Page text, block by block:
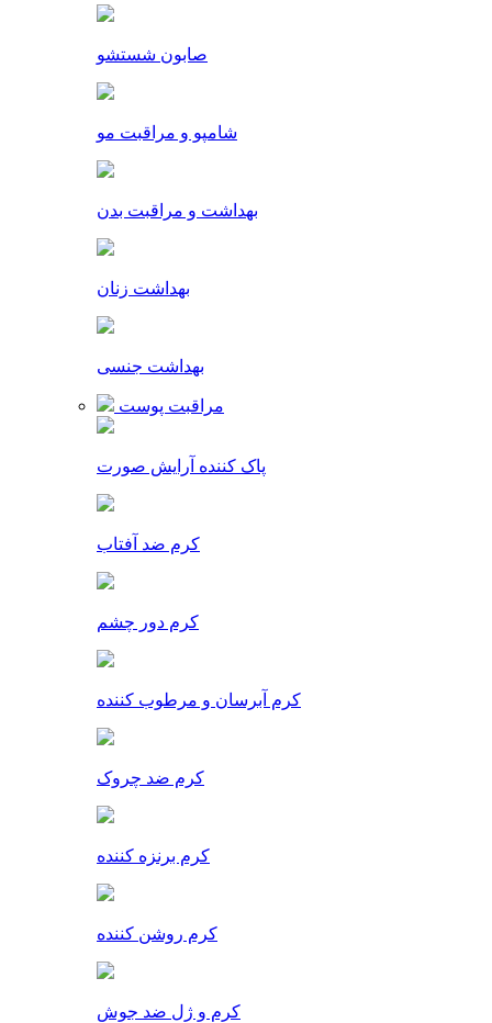
صابون شستشو
شامپو و مراقبت مو
بهداشت و مراقبت بدن
بهداشت زنان
بهداشت جنسی
مراقبت پوست
پاک کننده آرایش صورت
کرم ضد آفتاب
کرم دور چشم
کرم آبرسان و مرطوب کننده
کرم ضد چروک
کرم برنزه کننده
کرم روشن کننده
کرم و ژل ضد جوش